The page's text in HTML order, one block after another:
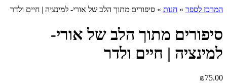
המרכז לספר » חנות » סיפורים מתוך הלב של אורי- למינציה | חיים ולדר
סיפורים מתוך הלב של אורי-
למינציה | חיים ולדר
₪75.00